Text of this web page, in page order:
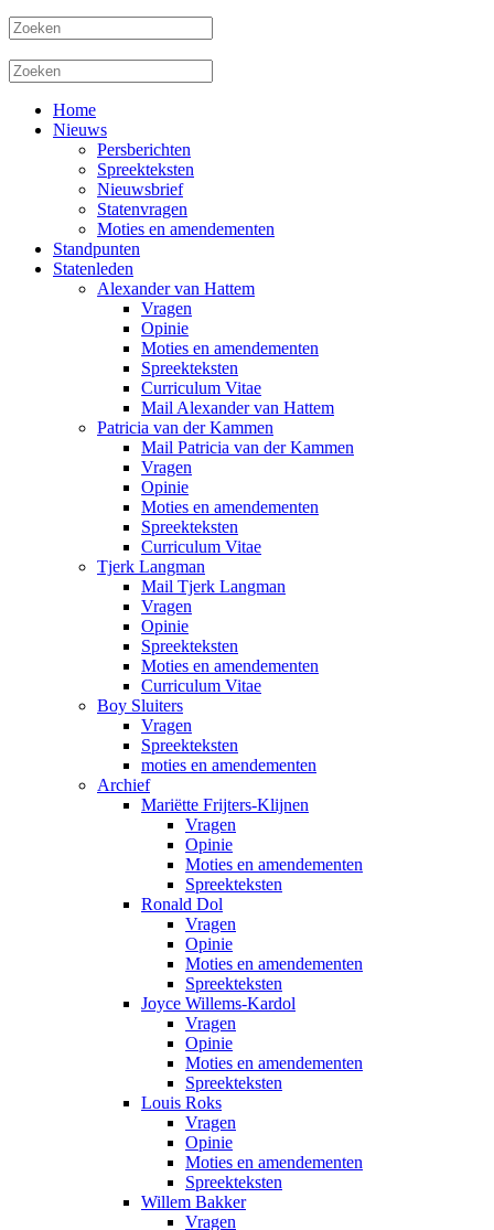
Home
Nieuws
Persberichten
Spreekteksten
Nieuwsbrief
Statenvragen
Moties en amendementen
Standpunten
Statenleden
Alexander van Hattem
Vragen
Opinie
Moties en amendementen
Spreekteksten
Curriculum Vitae
Mail Alexander van Hattem
Patricia van der Kammen
Mail Patricia van der Kammen
Vragen
Opinie
Moties en amendementen
Spreekteksten
Curriculum Vitae
Tjerk Langman
Mail Tjerk Langman
Vragen
Opinie
Spreekteksten
Moties en amendementen
Curriculum Vitae
Boy Sluiters
Vragen
Spreekteksten
moties en amendementen
Archief
Mariëtte Frijters-Klijnen
Vragen
Opinie
Moties en amendementen
Spreekteksten
Ronald Dol
Vragen
Opinie
Moties en amendementen
Spreekteksten
Joyce Willems-Kardol
Vragen
Opinie
Moties en amendementen
Spreekteksten
Louis Roks
Vragen
Opinie
Moties en amendementen
Spreekteksten
Willem Bakker
Vragen